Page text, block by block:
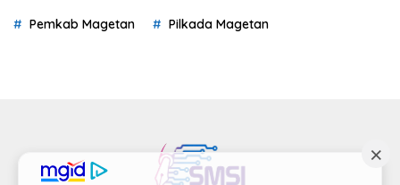
Pemkab Magetan Pilkada Magetan